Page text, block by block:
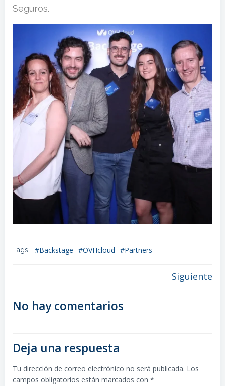
Seguros.
Tags: #Backstage #OVHcloud #Partners
navigation
Siguiente
No hay comentarios
Deja una respuesta
Tu dirección de correo electrónico no será publicada. Los
campos obligatorios están marcados con *